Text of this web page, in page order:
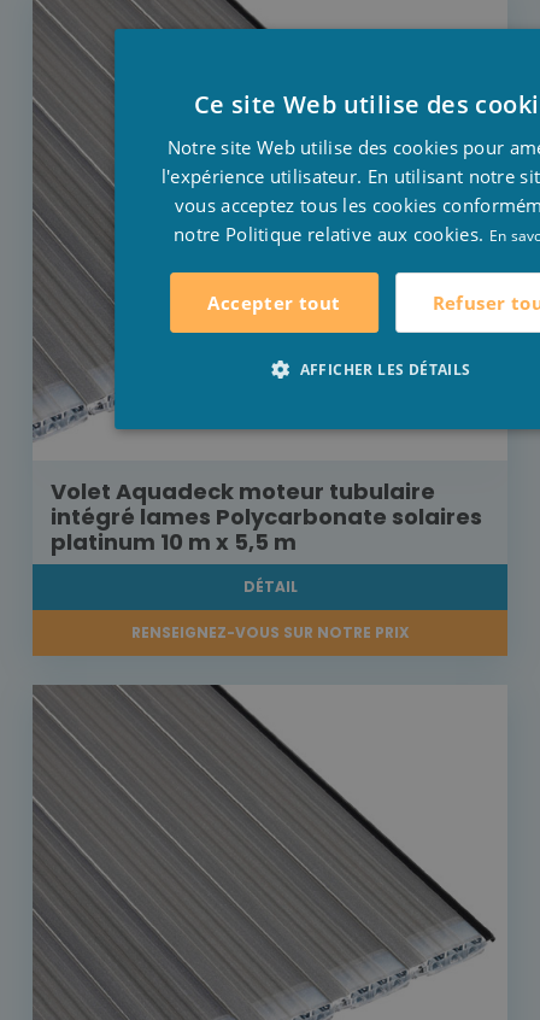
Volet Aquadeck moteur tubulaire
intégré lames Polycarbonate solaires
platinum 10 m x 5,5 m
DÉTAIL
RENSEIGNEZ-VOUS SUR NOTRE PRIX
Ce site Web utilise des
Notre site Web utilise des cookies pour
l'expérience utilisateur. En utilisant notre
vous acceptez tous les cookies
notre Politique relative aux cookies. En
Accepter tout Refuser
AFFICHER LES DÉTAILS